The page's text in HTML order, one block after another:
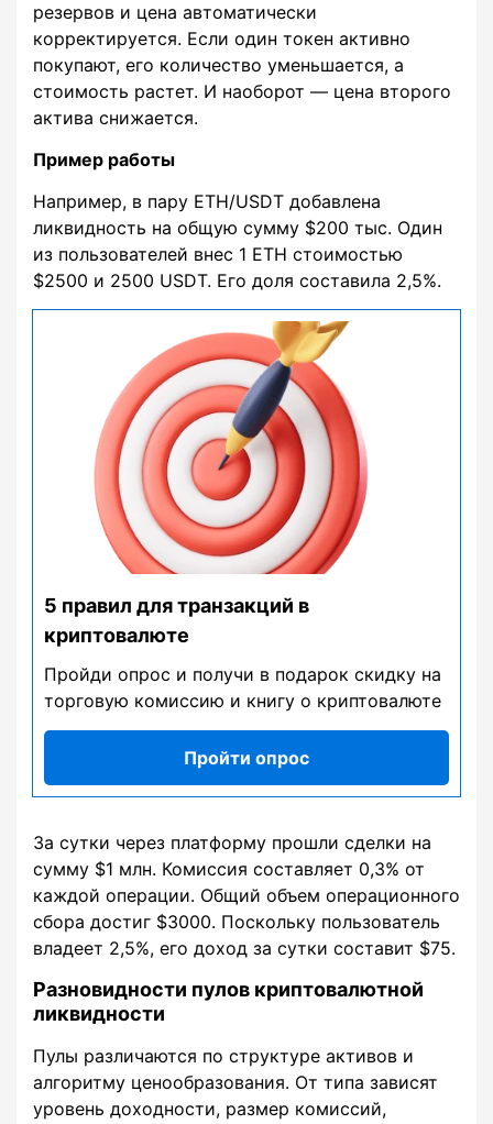
резервов и цена автоматически
корректируется. Если один токен активно
покупают, его количество уменьшается, а
стоимость растет. И наоборот — цена второго
актива снижается.
Пример работы
Например, в пару ETH/USDT добавлена
ликвидность на общую сумму $200 тыс. Один
из пользователей внес 1 ETH стоимостью
$2500 и 2500 USDT. Его доля составила 2,5%.
5 правил для транзакций в
криптовалюте
Пройди опрос и получи в подарок скидку на
торговую комиссию и книгу о криптовалюте
Пройти опрос
За сутки через платформу прошли сделки на
сумму $1 млн. Комиссия составляет 0,3% от
каждой операции. Общий объем операционного
сбора достиг $3000. Поскольку пользователь
владеет 2,5%, его доход за сутки составит $75.
Разновидности пулов криптовалютной
ликвидности
Пулы различаются по структуре активов и
алгоритму ценообразования. От типа зависят
уровень доходности, размер комиссий,